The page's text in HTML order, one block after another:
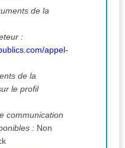
de la
:
appel-
de la
le profil
communication
: Non